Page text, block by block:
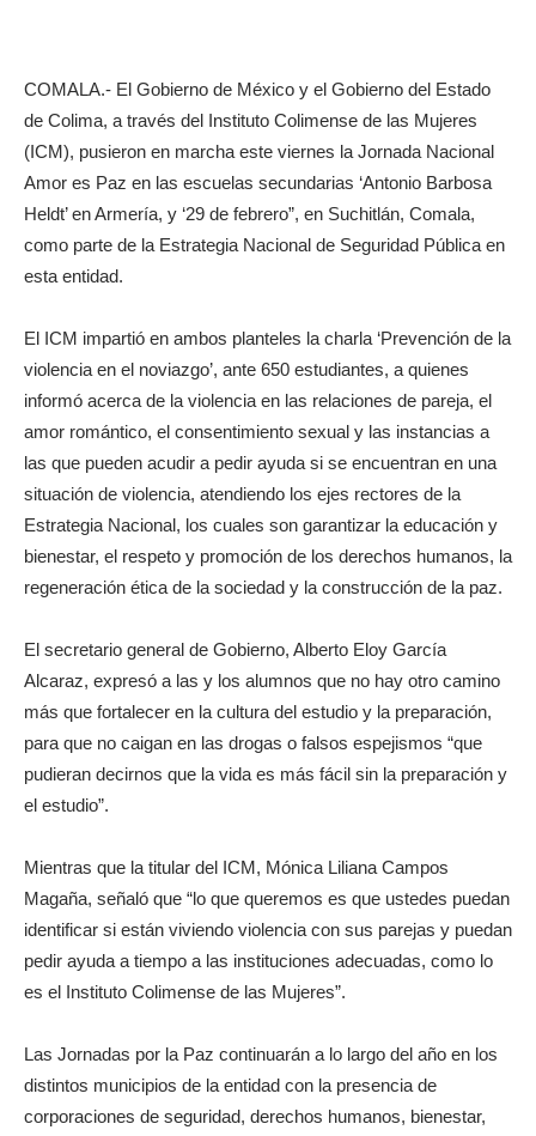
COMALA.- El Gobierno de México y el Gobierno del Estado
de Colima, a través del Instituto Colimense de las Mujeres
(ICM), pusieron en marcha este viernes la Jornada Nacional
Amor es Paz en las escuelas secundarias ‘Antonio Barbosa
Heldt’ en Armería, y ‘29 de febrero”, en Suchitlán, Comala,
como parte de la Estrategia Nacional de Seguridad Pública en
esta entidad.
El ICM impartió en ambos planteles la charla ‘Prevención de la
violencia en el noviazgo’, ante 650 estudiantes, a quienes
informó acerca de la violencia en las relaciones de pareja, el
amor romántico, el consentimiento sexual y las instancias a
las que pueden acudir a pedir ayuda si se encuentran en una
situación de violencia, atendiendo los ejes rectores de la
Estrategia Nacional, los cuales son garantizar la educación y
bienestar, el respeto y promoción de los derechos humanos, la
regeneración ética de la sociedad y la construcción de la paz.
El secretario general de Gobierno, Alberto Eloy García
Alcaraz, expresó a las y los alumnos que no hay otro camino
más que fortalecer en la cultura del estudio y la preparación,
para que no caigan en las drogas o falsos espejismos “que
pudieran decirnos que la vida es más fácil sin la preparación y
el estudio”.
Mientras que la titular del ICM, Mónica Liliana Campos
Magaña, señaló que “lo que queremos es que ustedes puedan
identificar si están viviendo violencia con sus parejas y puedan
pedir ayuda a tiempo a las instituciones adecuadas, como lo
es el Instituto Colimense de las Mujeres”.
Las Jornadas por la Paz continuarán a lo largo del año en los
distintos municipios de la entidad con la presencia de
corporaciones de seguridad, derechos humanos, bienestar,